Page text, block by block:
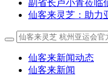
副省长卢小青莅临
仙客来灵芝：助力
仙客来新闻动态
仙客来新闻